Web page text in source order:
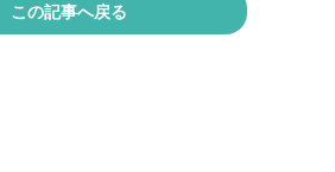
この記事へ戻る